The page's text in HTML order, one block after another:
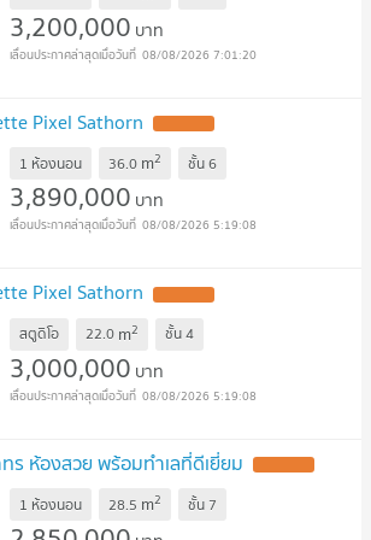
3,200,000 บาท
08/08/2026 7:01:20
Pixel Sathorn
1 ห้องนอน 36.0 m2 ชั้น6
3,890,000 บาท
08/08/2026 5:19:08
Pixel Sathorn
สตูดิโอ 22.0 m2 ชั้น4
3,000,000 บาท
08/08/2026 5:19:08
ร ห้องสวย พร้อมทำเลที่ดีเยี่ยม
1 ห้องนอน 28.5 m2 ชั้น 7